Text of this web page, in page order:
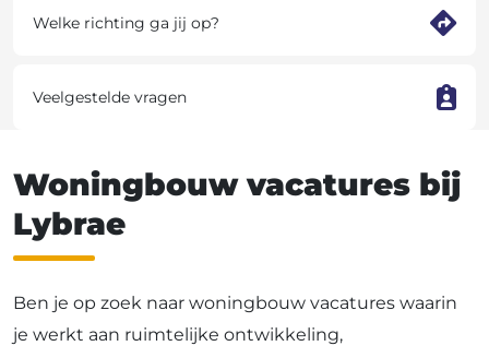
Welke richting ga jij op?
Veelgestelde vragen
Woningbouw vacatures bij
Lybrae
Ben je op zoek naar woningbouw vacatures waarin
je werkt aan ruimtelijke ontwikkeling,